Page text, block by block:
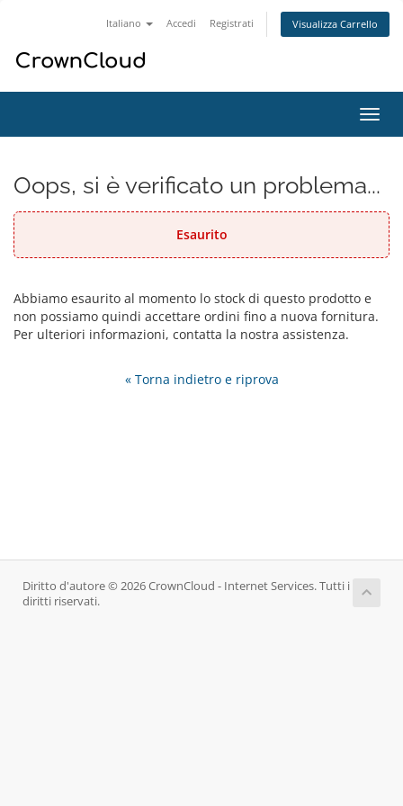
Italiano Accedi Registrati Visualizza Carrello
Attiva
Oops, si è verificato un problema...
Esaurito
Abbiamo esaurito al momento lo stock di questo prodotto e
non possiamo quindi accettare ordini fino a nuova fornitura.
Per ulteriori informazioni, contatta la nostra assistenza.
« Torna indietro e riprova
Diritto d'autore © 2026 CrownCloud - Internet Services. Tutti i
diritti riservati.